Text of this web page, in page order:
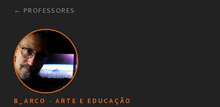
← PROFESSORES
B_ARCO - ARTE E EDUCAÇÃO